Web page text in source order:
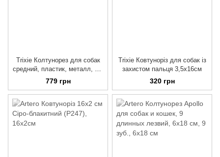
Trixie Колтунорез для собак
средний, пластик, металл, 5 х
18 см
779 грн
Trixie Ковтуноріз для собак із
захистом пальця 3,5х16см
320 грн